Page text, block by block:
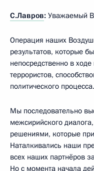
С.Лавров: Уважаемый
Операция наших
результатов, которые
непосредственно в
террористов,
политического процесса.
Мы последовательно
межсирийского
решениями, которые
Наталкивались наши
всех наших партнёров
Но с момента начала